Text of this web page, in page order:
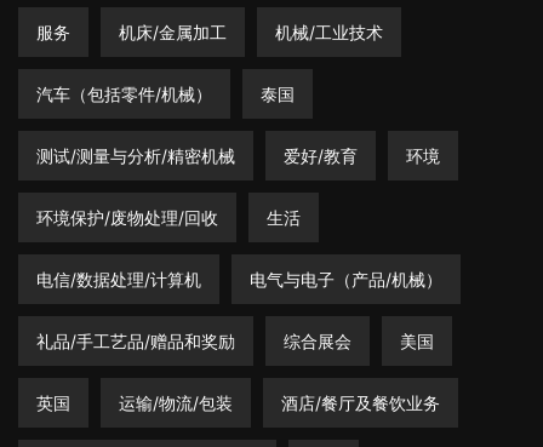
服务 机床/金属加工 机械/工业技术
汽车（包括零件/机械） 泰国
测试/测量与分析/精密机械 爱好/教育 环境
环境保护/废物处理/回收 生活
电信/数据处理/计算机 电气与电子（产品/机械）
礼品/手工艺品/赠品和奖励 综合展会 美国
英国 运输/物流/包装 酒店/餐厅及餐饮业务